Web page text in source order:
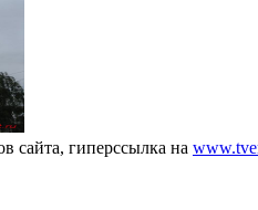
сайта, гиперссылка на